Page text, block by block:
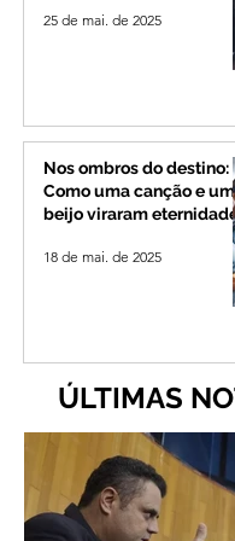
25 de mai. de 2025
Nos ombros do destino:
Como uma canção e um
beijo viraram
18 de mai. de 2025
ÚLTIMAS